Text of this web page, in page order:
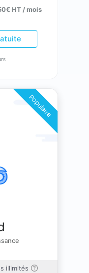
HT / mois
illimités
Populaire